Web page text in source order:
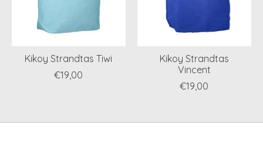
Kikoy Strandtas Tiwi
€19,00
Kikoy Strandtas
Vincent
€19,00